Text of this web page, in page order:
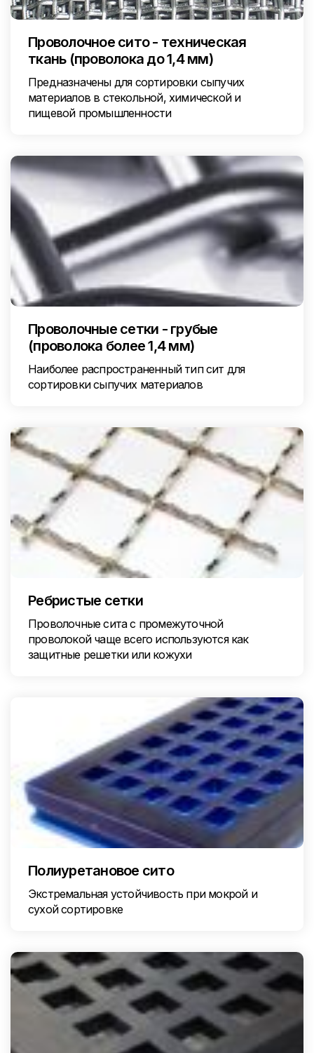
Проволочное сито - техническая
ткань (проволока до 1,4 мм)
Предназначены для сортировки сыпучих
материалов в стекольной, химической и
пищевой промышленности
Проволочные сетки - грубые
(проволока более 1,4 мм)
Наиболее распространенный тип сит для
сортировки сыпучих материалов
Ребристые сетки
Проволочные сита с промежуточной
проволокой чаще всего используются как
защитные решетки или кожухи
Полиуретановое сито
Экстремальная устойчивость при мокрой и
сухой сортировке